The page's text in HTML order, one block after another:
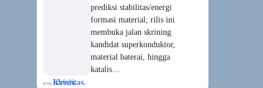
menahan gelombang
deepfake bernada…
Ironi Terbesar Abad
21: AI yang
“Menyelamatkan